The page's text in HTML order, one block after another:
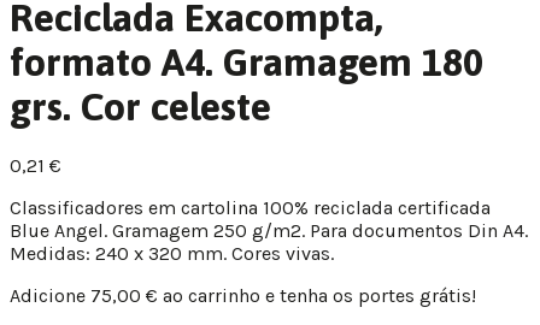
Reciclada Exacompta,
formato A4. Gramagem 180
grs. Cor celeste
0,21 €
Classificadores em cartolina 100% reciclada certificada
Blue Angel. Gramagem 250 g/m2. Para documentos Din A4.
Medidas: 240 x 320 mm. Cores vivas.
Adicione 75,00 € ao carrinho e tenha os portes grátis!